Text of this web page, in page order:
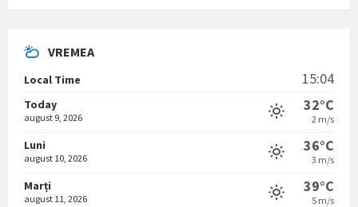
VREMEA
Local Time 15:04
Today
august 9, 2026
32°C
2 m/s
Luni
august 10, 2026
36°C
3 m/s
Marți
august 11, 2026
39°C
5 m/s